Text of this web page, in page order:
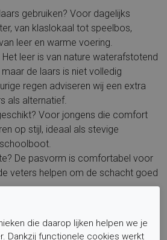
gebruiken? Voor dagelijks
van klaslokaal tot speelbos,
leer en warme voering.
leer is van nature waterafstotend
de laars is niet volledig
regen adviseren wij een extra
als alternatief.
Voor jongens die comfort
op stijl, ideaal als stevige
De pasvorm is comfortabel voor
veters helpen om de schacht goed
Nee, het voetbed is niet
die daarop lijken helpen we je
Dankzij functionele cookies werkt